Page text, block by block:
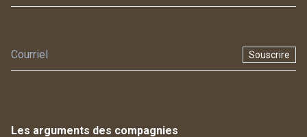
Souscrire
Les arguments des compagnies